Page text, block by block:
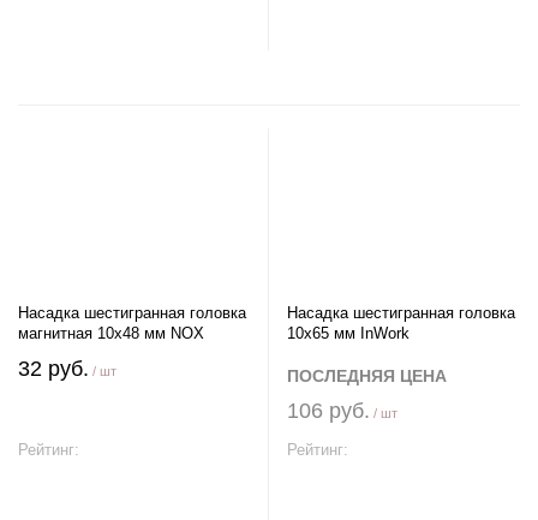
Насадка шестигранная головка
магнитная 10х48 мм NOX
32 руб. / шт
Рейтинг:
Насадка шестигранная головка
10х65 мм InWork
ПОСЛЕДНЯЯ ЦЕНА
106 руб. / шт
Рейтинг: